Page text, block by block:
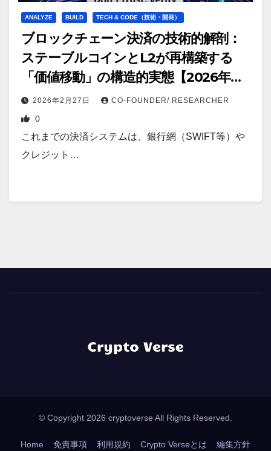
ANALYZE BUILD TECH & CODE（技術・開発）
ブロックチェーン決済の技術的解剖：
ステーブルコインとL2が再構築する
「価値移動」の構造的実態【2026年
版】2026年2月27日 CO-FOUNDER/ RESEARCHER
0
これまでの決済システムは、銀行網（SWIFT等）や
クレジット…
© Copyright 2026 cryptoverse All Rights Reserved.
Home 免責事項 利用規約 Crypto Verseとは 編集方針